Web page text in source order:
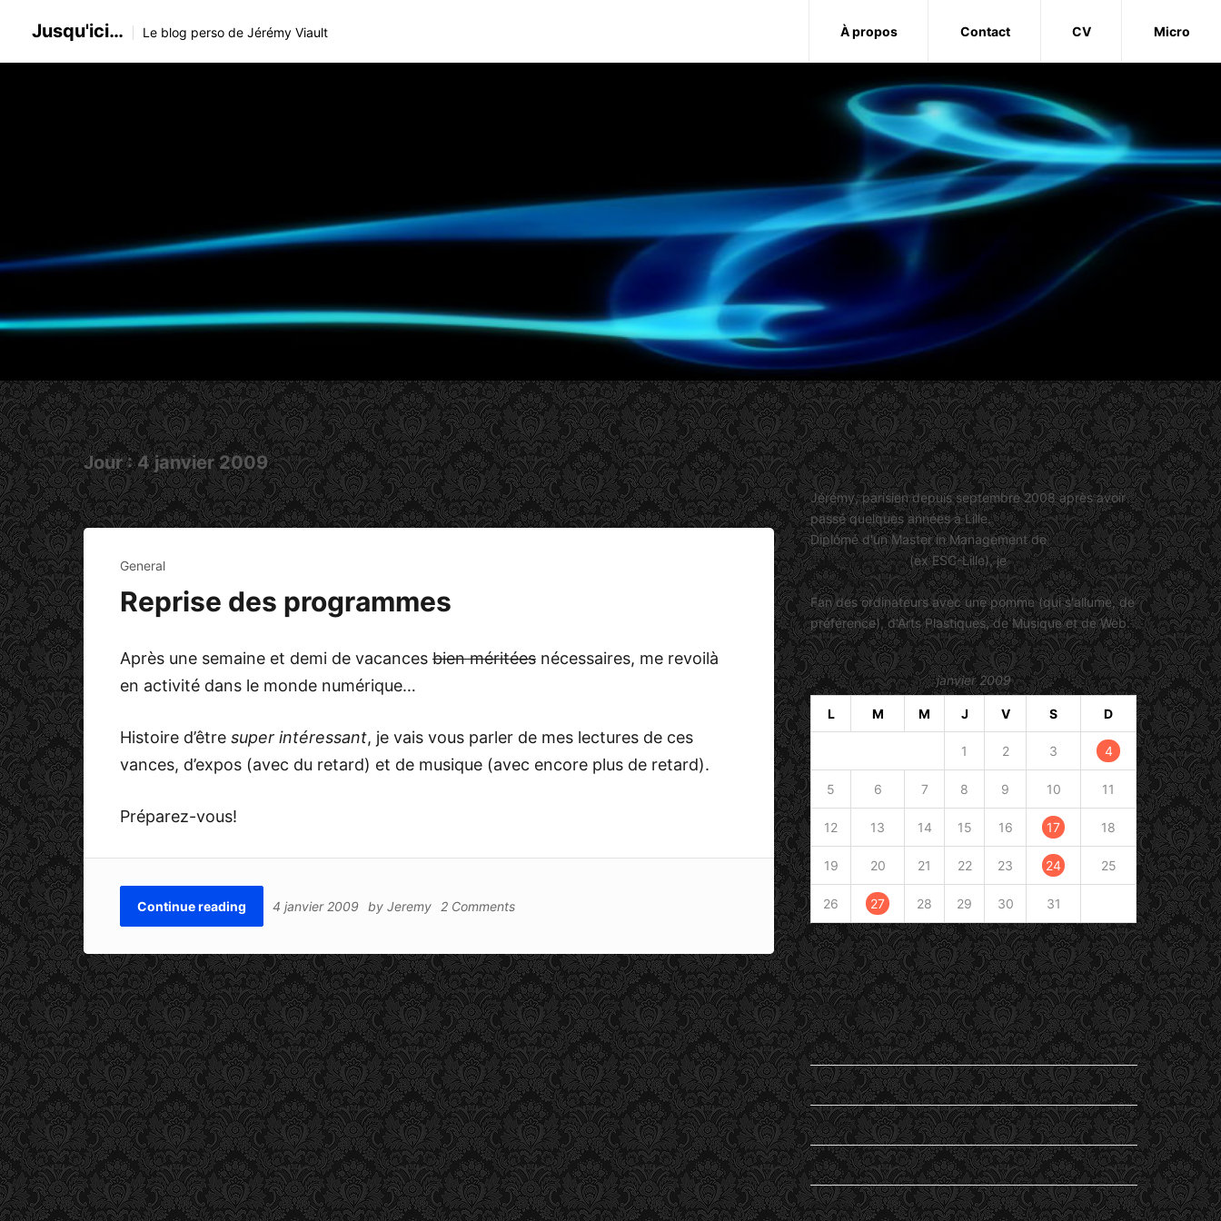
Jusqu'ici… Le blog perso de Jérémy Viault À propos Contact CV Micro
Jour :4 janvier 2009
General
Reprise des programmes
Après une semaine et demi de vacances bien méritées nécessaires, me revoilà
en activité dans le monde numérique…
Histoire d’être super intéressant, je vais vous parler de mes lectures de ces
vances, d’expos (avec du retard) et de musique (avec encore plus de retard).
Préparez-vous!
Continue reading 4 janvier 2009 by Jeremy 2 Comments
Jérémy Viault
Jérémy, parisien depuis septembre 2008 après avoir
passé quelques années à Lille.
Diplômé d'un Master in Management deSKEMA
Business School(ex ESC-Lille), jetravaille dans le
marketing.
Fan des ordinateurs avec une pomme (qui s'allume, de
préférence), d'Arts Plastiques, de Musique et de Web.
janvier 2009
L M M J V S D
1 2 3 4
5 6 7 8 9 10 11
12 13 14 15 16 17 18
19 20 21 22 23 24 25
26 27 28 29 30 31
« Déc Fév »
Catégories
En passant
Entendu
General
Lu
my life…